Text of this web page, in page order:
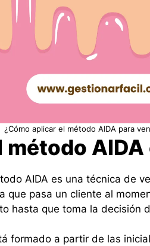
¿Cómo aplicar el método AIDA para
método
AIDA es una técnica de
que pasa un cliente al
hasta que toma la decisión
formado a partir de las